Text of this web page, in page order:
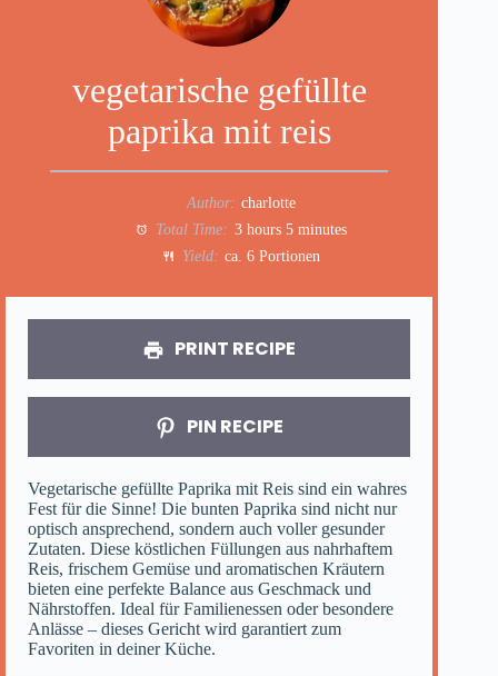
vegetarische gefüllte
paprika mit reis
Author: charlotte
Total Time: 3 hours 5 minutes
Yield: ca. 6 Portionen
PRINT RECIPE
PIN RECIPE
Vegetarische gefüllte Paprika mit Reis sind ein wahres
Fest für die Sinne! Die bunten Paprika sind nicht nur
optisch ansprechend, sondern auch voller gesunder
Zutaten. Diese köstlichen Füllungen aus nahrhaftem
Reis, frischem Gemüse und aromatischen Kräutern
bieten eine perfekte Balance aus Geschmack und
Nährstoffen. Ideal für Familienessen oder besondere
Anlässe – dieses Gericht wird garantiert zum
Favoriten in deiner Küche.